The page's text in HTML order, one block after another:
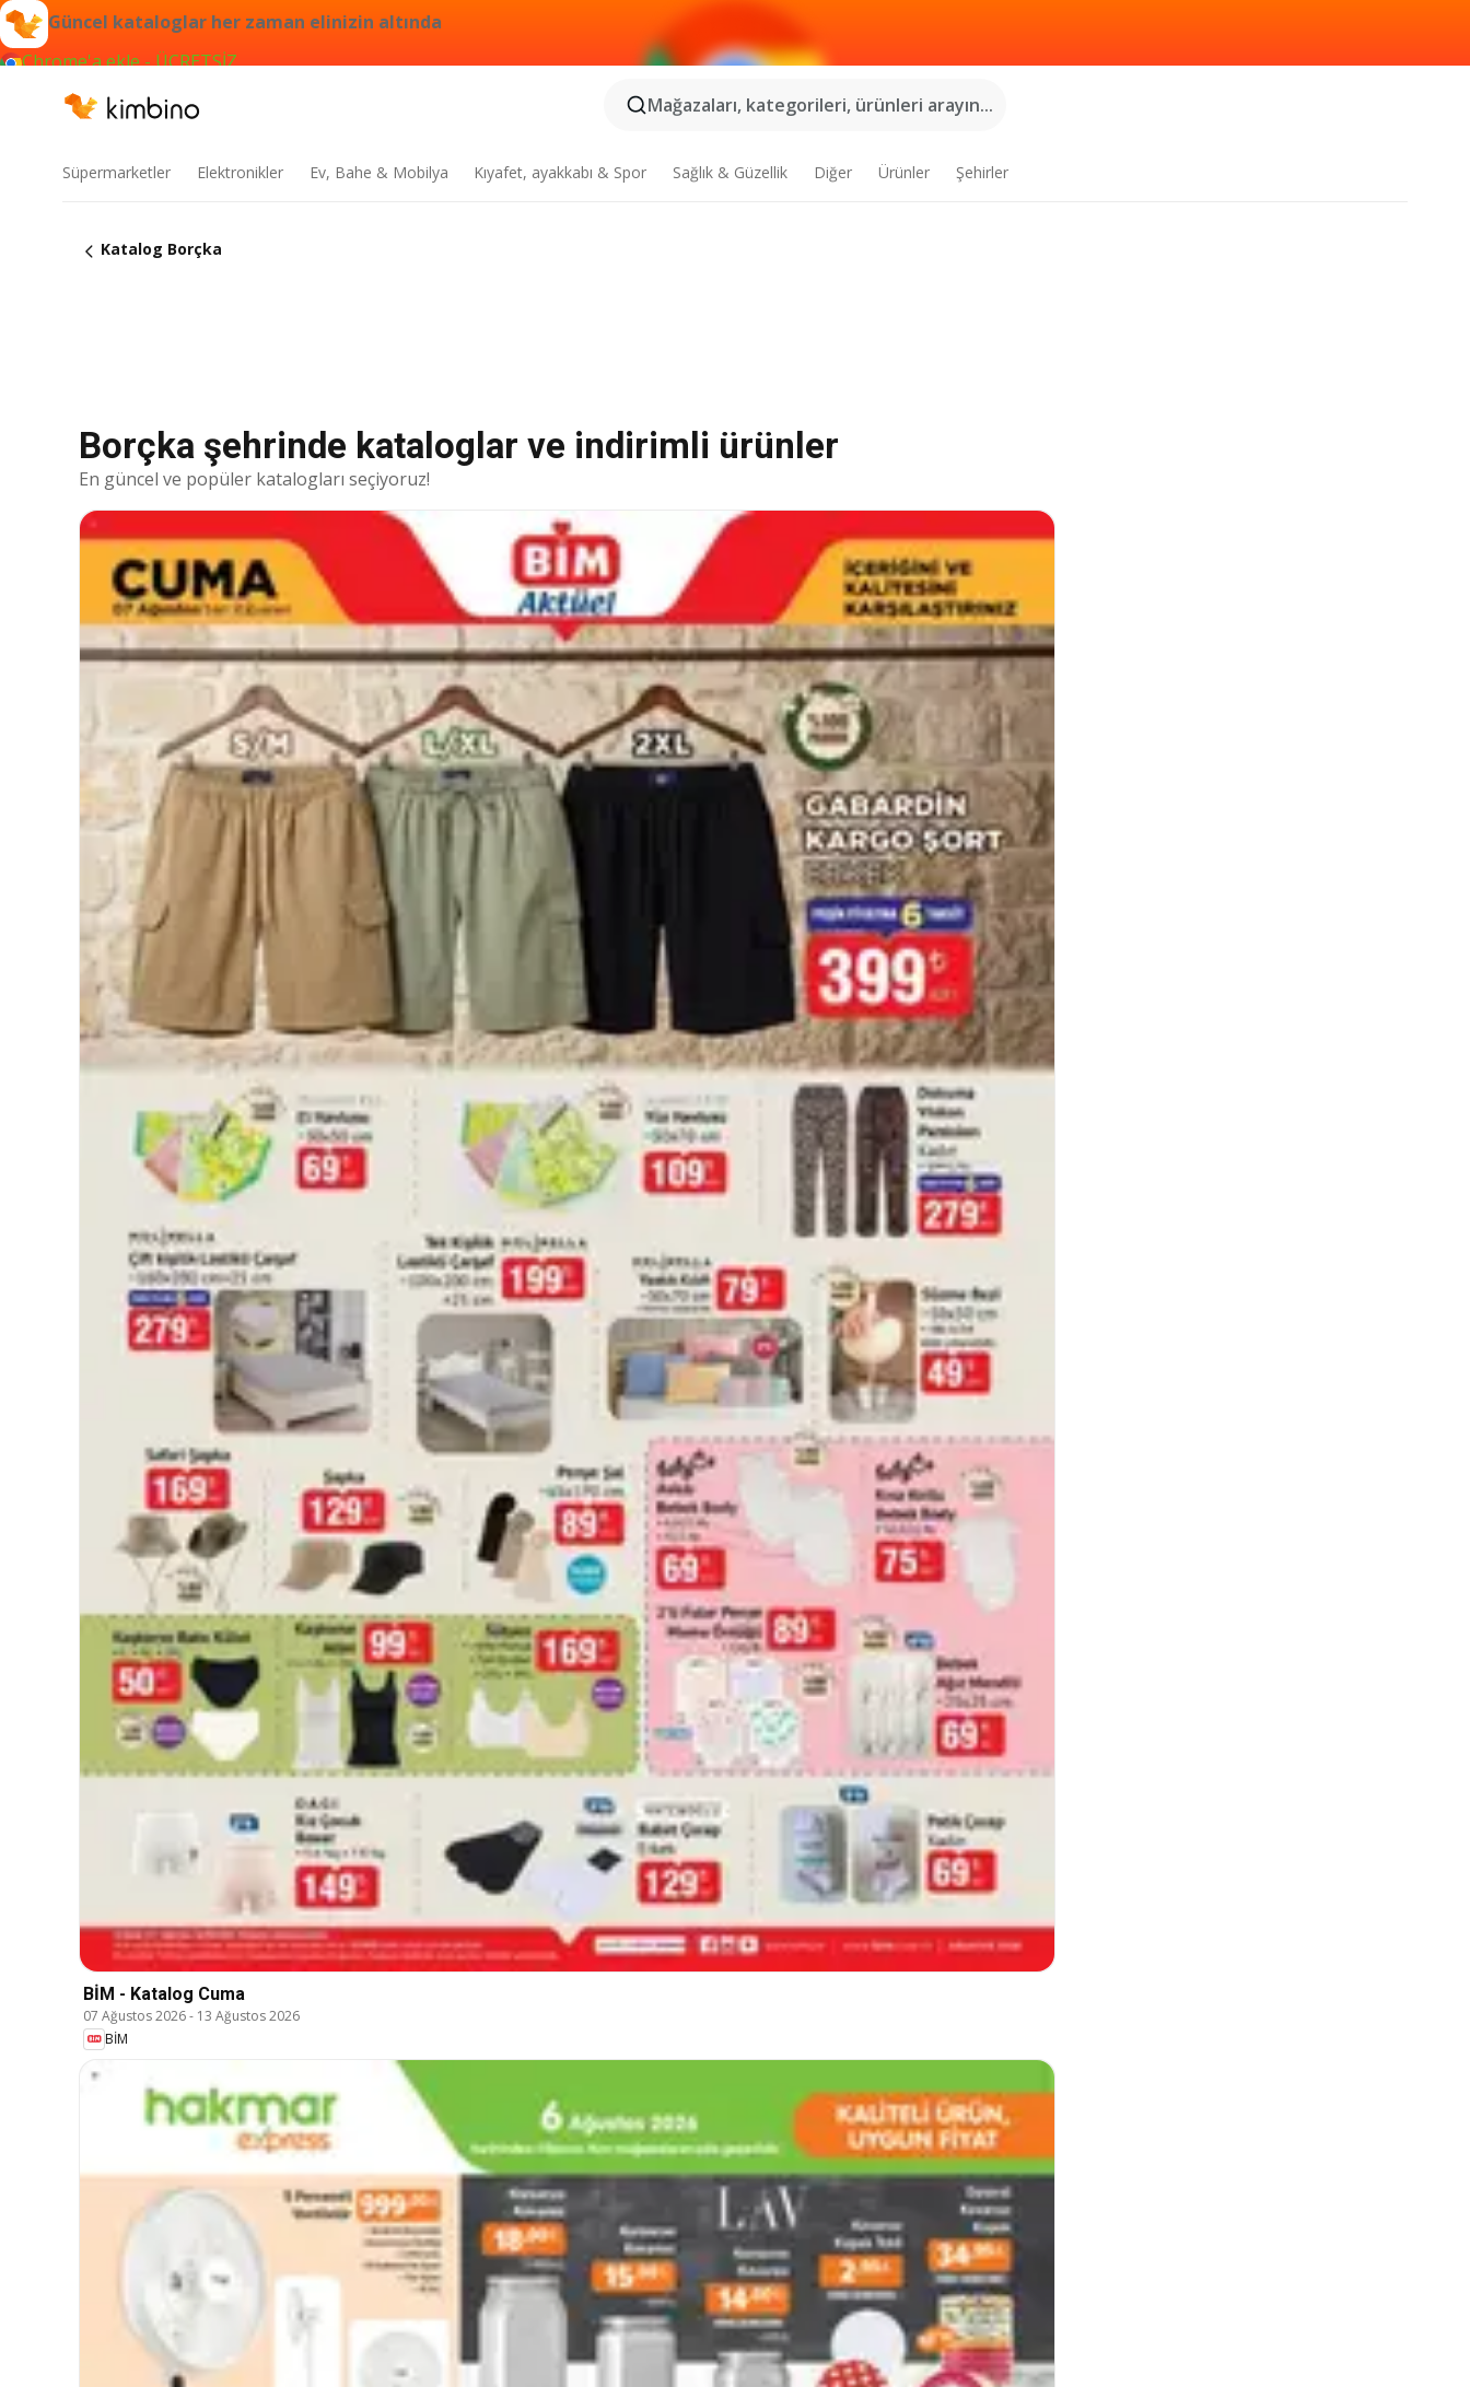
Güncel kataloglar her zaman elinizin altında
Chrome'a ekle - ÜCRETSİZ
Mağazaları, kategorileri, ürünleri arayın...
Süpermarketler Elektronikler Ev, Bahe & Mobilya Kıyafet, ayakkabı & Spor Sağlık & Güzellik Diğer Ürünler Şehirler
Katalog Borçka
Borçka şehrinde kataloglar ve indirimli ürünler
En güncel ve popüler katalogları seçiyoruz!
BİM - Katalog Cuma
07 Ağustos 2026- 13 Ağustos 2026
BİM